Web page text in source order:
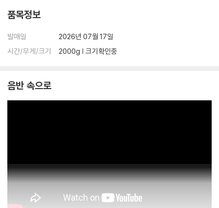
품목정보
발매일
2026년 07월 17일
시간/무게/크기
2000g | 크기확인중
음반 속으로